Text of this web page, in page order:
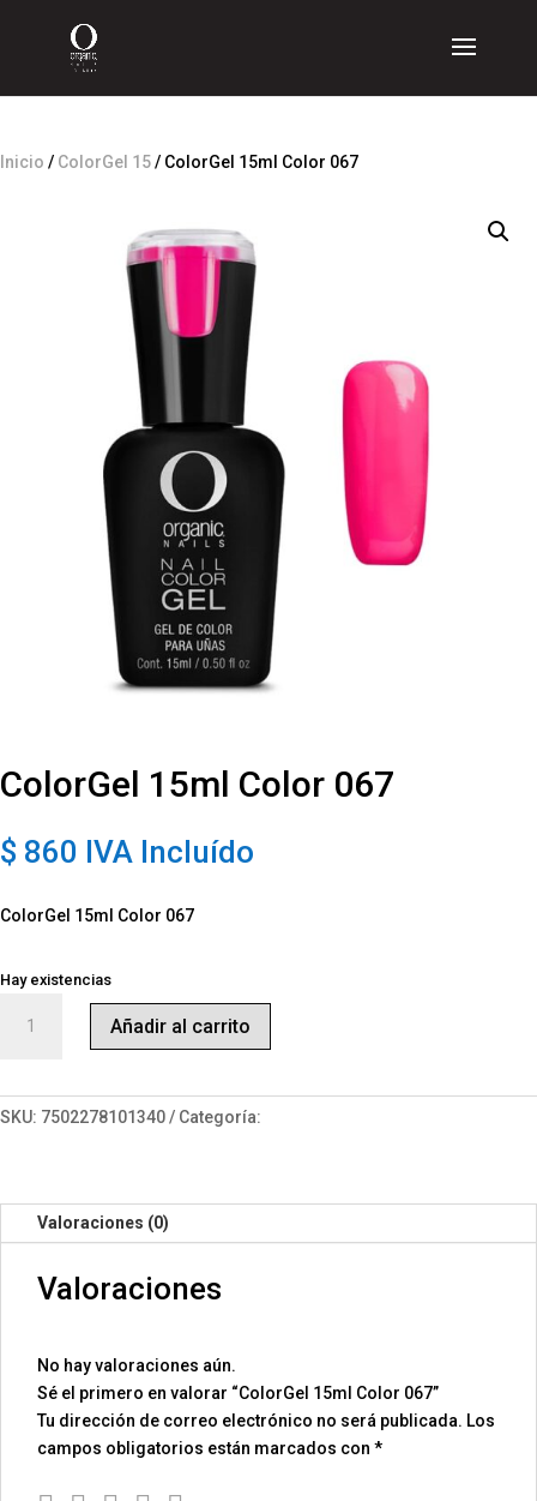
Inicio / ColorGel 15/ ColorGel 15ml Color 067
ColorGel 15ml Color 067
$ 860 IVA Incluído
ColorGel 15ml Color 067
Hay existencias
15ml
cantidad
Añadir al carrito
SKU: 7502278101340 Categoría:
Valoraciones (0)
Valoraciones
No hay valoraciones aún.
Sé el primero en valorar “ColorGel 15ml Color 067”
Tu dirección de correo electrónico no será publicada. Los
campos obligatorios están marcados con *